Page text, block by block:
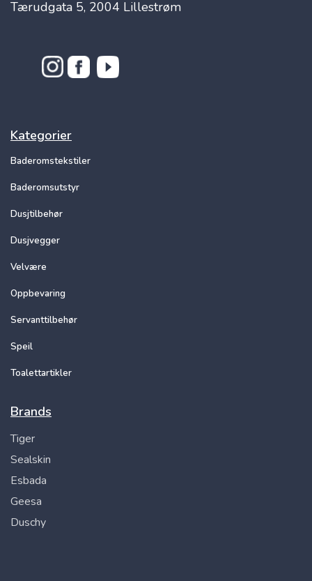
Tærudgata 5, 2004 Lillestrøm
Kategorier
Baderomstekstiler
Baderomsutstyr
Dusjtilbehør
Dusjvegger
Velvære
Oppbevaring
Servanttilbehør
Speil
Toalettartikler
Brands
Tiger
Sealskin
Esbada
Geesa
Duschy